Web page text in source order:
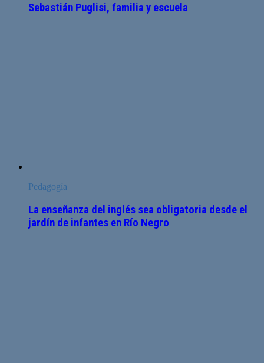
Sebastián Puglisi, familia y escuela
Pedagogía
La enseñanza del inglés sea obligatoria desde el
jardín de infantes en Río Negro